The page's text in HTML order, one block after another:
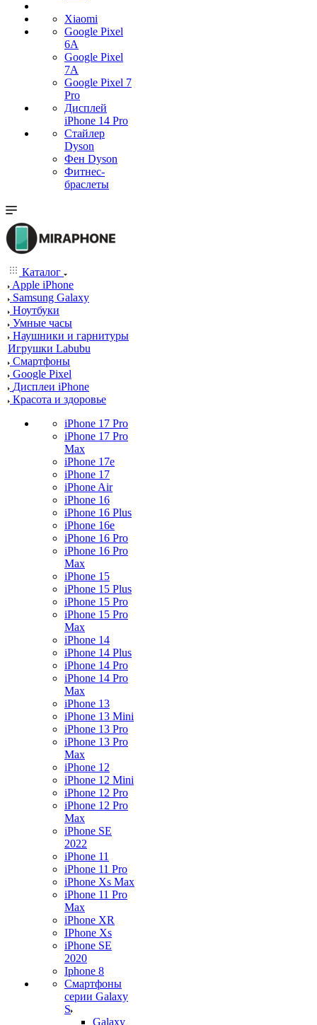
Xiaomi
Google Pixel
6A
Google Pixel
7А
Google Pixel 7
Pro
Дисплей
iPhone 14 Pro
Стайлер
Dyson
Фен Dyson
Фитнес-
браслеты
Каталог
Apple iPhone
Samsung Galaxy
Ноутбуки
Умные часы
Наушники и гарнитуры
Игрушки Labubu
Смартфоны
Google Pixel
Дисплеи iPhone
Красота и здоровье
iPhone 17 Pro
iPhone 17 Pro
Max
iPhone 17e
iPhone 17
iPhone Air
iPhone 16
iPhone 16 Plus
iPhone 16e
iPhone 16 Pro
iPhone 16 Pro
Max
iPhone 15
iPhone 15 Plus
iPhone 15 Pro
iPhone 15 Pro
Max
iPhone 14
iPhone 14 Plus
iPhone 14 Pro
iPhone 14 Pro
Max
iPhone 13
iPhone 13 Mini
iPhone 13 Pro
iPhone 13 Pro
Max
iPhone 12
iPhone 12 Mini
iPhone 12 Pro
iPhone 12 Pro
Max
iPhone SE
2022
iPhone 11
iPhone 11 Pro
iPhone Xs Max
iPhone 11 Pro
Max
iPhone XR
IPhone Xs
iPhone SE
2020
Iphone 8
Смартфоны
серии Galaxy
S
Galaxy